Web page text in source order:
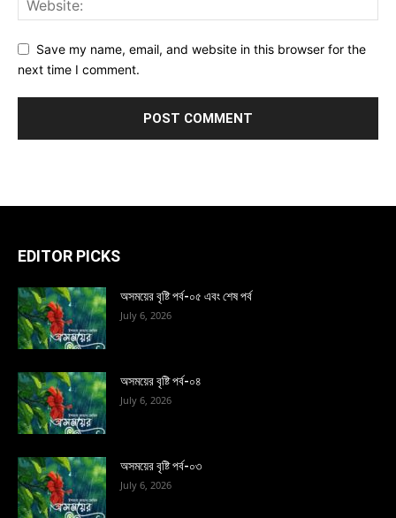
Save my name, email, and website in this browser for the
next time I comment.
EDITOR PICKS
অসময়ের বৃষ্টি পর্ব-০৫ এবং শেষ পর্ব
July 6, 2026
অসময়ের বৃষ্টি পর্ব-০৪
July 6, 2026
অসময়ের বৃষ্টি পর্ব-০৩
July 6, 2026